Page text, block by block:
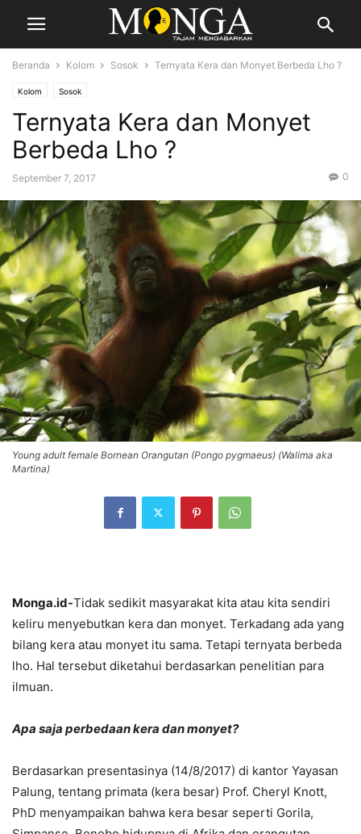
Beranda Kolom Sosok Ternyata Kera dan Monyet Berbeda Lho ?
Kolom Sosok
Ternyata Kera dan Monyet
Berbeda Lho ?
September 7, 2017 0
Young adult female Bornean Orangutan (Pongo pygmaeus) (Walima aka
Martina)
Monga.id-Tidak sedikit masyarakat kita atau kita sendiri
keliru menyebutkan kera dan monyet. Terkadang ada yang
bilang kera atau monyet itu sama. Tetapi ternyata berbeda
lho. Hal tersebut diketahui berdasarkan penelitian para
ilmuan.
Apa saja perbedaan kera dan monyet?
Berdasarkan presentasinya (14/8/2017) di kantor Yayasan
Palung, tentang primata (kera besar) Prof. Cheryl Knott,
PhD menyampaikan bahwa kera besar seperti Gorila,